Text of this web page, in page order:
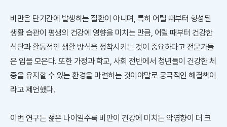
비만은 단기간에 발생하는 질환이 아니며, 특히 어릴 때부터 형성된
생활 습관이 평생의 건강에 영향을 미치는 만큼, 어릴 때부터 건강한
식단과 활동적인 생활 방식을 정착시키는 것이 중요하다고 전문가들
은 입을 모은다. 또한 가정과 학교, 사회 전반에서 청년들이 건강한 체
중을 유지할 수 있는 환경을 마련하는 것이야말로 궁극적인 해결책이
라고 제언했다.
이번 연구는 젊은 나이일수록 비만이 건강에 미치는 악영향이 더 크